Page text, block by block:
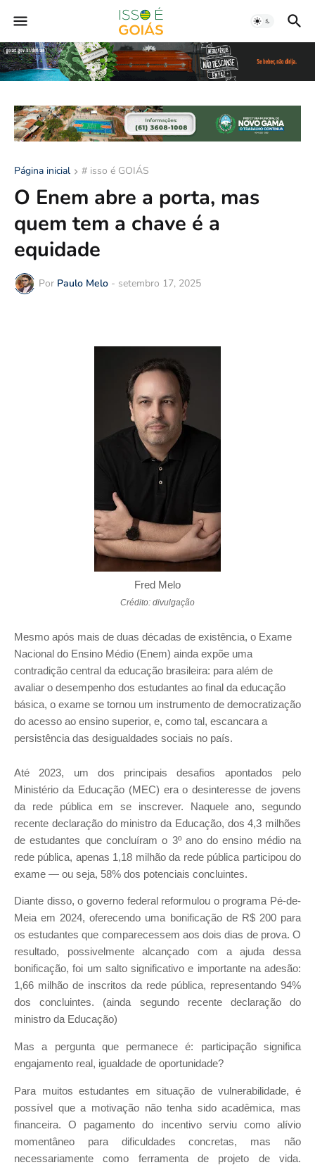
Página inicial # isso é GOIÁS
O Enem abre a porta, mas
quem tem a chave é a
equidade
Por Paulo Melo - setembro 17, 2025
Fred Melo
Crédito: divulgação
Mesmo após mais de duas décadas de existência, o Exame
Nacional do Ensino Médio (Enem) ainda expõe uma
contradição central da educação brasileira: para além de
avaliar o desempenho dos estudantes ao final da educação
básica, o exame se tornou um instrumento de democratização
do acesso ao ensino superior, e, como tal, escancara a
persistência das desigualdades sociais no país.
Até 2023, um dos principais desafios apontados pelo
Ministério da Educação (MEC) era o desinteresse de jovens
da rede pública em se inscrever. Naquele ano, segundo
recente declaração do ministro da Educação, dos 4,3 milhões
de estudantes que concluíram o 3º ano do ensino médio na
rede pública, apenas 1,18 milhão da rede pública participou do
exame — ou seja, 58% dos potenciais concluintes.
Diante disso, o governo federal reformulou o programa Pé-de-
Meia em 2024, oferecendo uma bonificação de R$ 200 para
os estudantes que comparecessem aos dois dias de prova. O
resultado, possivelmente alcançado com a ajuda dessa
bonificação, foi um salto significativo e importante na adesão:
1,66 milhão de inscritos da rede pública, representando 94%
dos concluintes. (ainda segundo recente declaração do
ministro da Educação)
Mas a pergunta que permanece é: participação significa
engajamento real, igualdade de oportunidade?
Para muitos estudantes em situação de vulnerabilidade, é
possível que a motivação não tenha sido acadêmica, mas
financeira. O pagamento do incentivo serviu como alívio
momentâneo para dificuldades concretas, mas não
necessariamente como ferramenta de projeto de vida.